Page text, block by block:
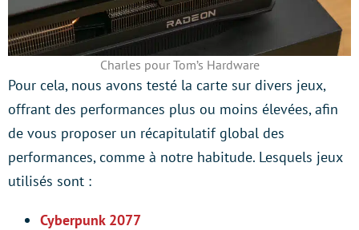
Charles pour Tom’s Hardware
Pour cela, nous avons testé la carte sur divers jeux,
offrant des performances plus ou moins élevées, afin
de vous proposer un récapitulatif global des
performances, comme à notre habitude. Lesquels jeux
utilisés sont :
Cyberpunk 2077